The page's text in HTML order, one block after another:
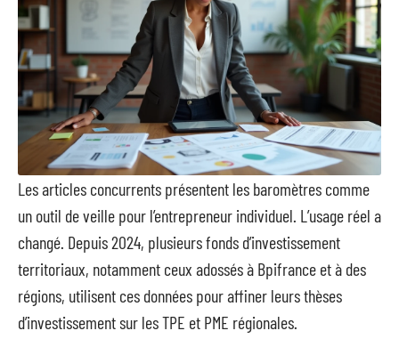
Les articles concurrents présentent les baromètres comme
un outil de veille pour l’entrepreneur individuel. L’usage réel a
changé. Depuis 2024, plusieurs fonds d’investissement
territoriaux, notamment ceux adossés à Bpifrance et à des
régions, utilisent ces données pour affiner leurs thèses
d’investissement sur les TPE et PME régionales.